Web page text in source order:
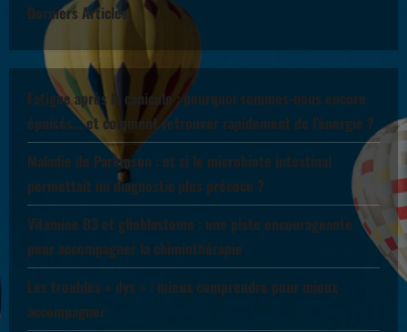
Derniers Articles
Fatigue après la canicule : pourquoi sommes-nous encore
épuisés… et comment retrouver rapidement de l’énergie ?
Maladie de Parkinson : et si le microbiote intestinal
permettait un diagnostic plus précoce ?
Vitamine B3 et glioblastome : une piste encourageante
pour accompagner la chimiothérapie
Les troubles « dys » : mieux comprendre pour mieux
accompagner